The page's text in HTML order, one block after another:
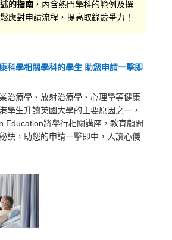
的指南，內含熱門學科的範例及撰
應對申請流程，提高取錄競爭力！
科學相關學科的學生 助您申請一擊即
治療學、放射治療學、心理學等健康
學生升讀英國大學的主要原因之一，
Education將舉行相關講座，教育顧問
訣，助您的申請一擊即中，入讀心儀